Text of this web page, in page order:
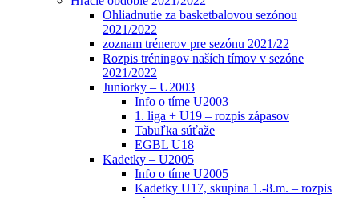
Ohliadnutie za basketbalovou sezónou
2021/2022
zoznam trénerov pre sezónu 2021/22
Rozpis tréningov naších tímov v sezóne
2021/2022
Juniorky – U2003
Info o tíme U2003
1. liga + U19 – rozpis zápasov
Tabuľka súťaže
EGBL U18
Kadetky – U2005
Info o tíme U2005
Kadetky U17, skupina 1.-8.m. – rozpis